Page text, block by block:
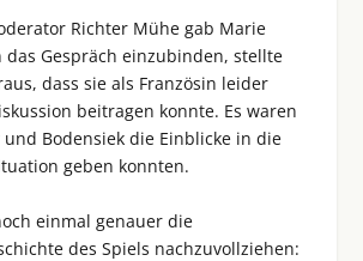
Richter Mühe gab Marie
Gespräch einzubinden, stellte
dass sie als Französin leider
beitragen konnte. Es waren
Bodensiek die Einblicke in die
geben konnten.
einmal genauer die
des Spiels nachzuvollziehen: